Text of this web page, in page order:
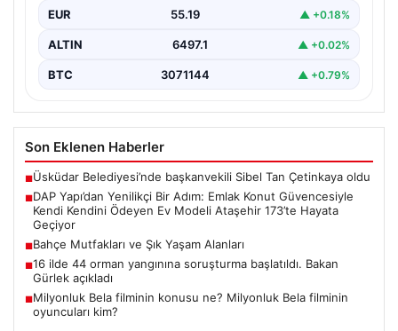
Gayrimenkul sektöründe prestijli ve yenilikçi
projeleriyle tanınan DAP Gayrimenkul Geliştirme, dikkat
çekici bir adım…
EUR 55.19 ▲ +0.18%
ALTIN 6497.1 ▲ +0.02%
BTC 3071144 ▲ +0.79%
Son Eklenen Haberler
■Üsküdar Belediyesi’nde başkanvekili Sibel Tan Çetinkaya oldu
■DAP Yapı’dan Yenilikçi Bir Adım: Emlak Konut Güvencesiyle
Kendi Kendini Ödeyen Ev Modeli Ataşehir 173’te Hayata
Geçiyor
■Bahçe Mutfakları ve Şık Yaşam Alanları
■16 ilde 44 orman yangınına soruşturma başlatıldı. Bakan
Gürlek açıkladı
■Milyonluk Bela filminin konusu ne? Milyonluk Bela filminin
oyuncuları kim?